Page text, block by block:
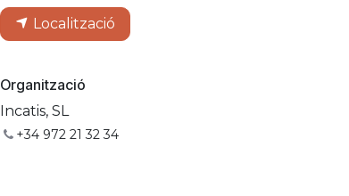
Localització
Organització
Incatis, SL
+34 972 21 32 34